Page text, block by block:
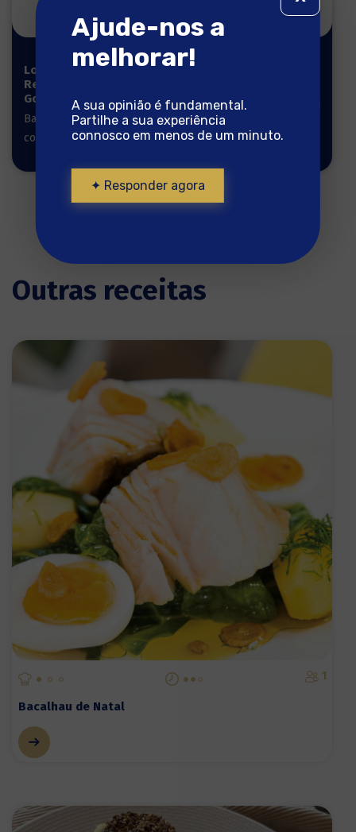
Lombos
Reserva
Gourmet 1kg
Bacalhau pronto a
cozinhar
Lombos de
550g
Bacalhau pronto a
cozinhar
Outras receitas
1
Bacalhau de Natal
Ajude-nos a
melhorar!
A sua opinião é fundamental.
Partilhe a sua experiência
connosco em menos de um minuto.
✦ Responder agora